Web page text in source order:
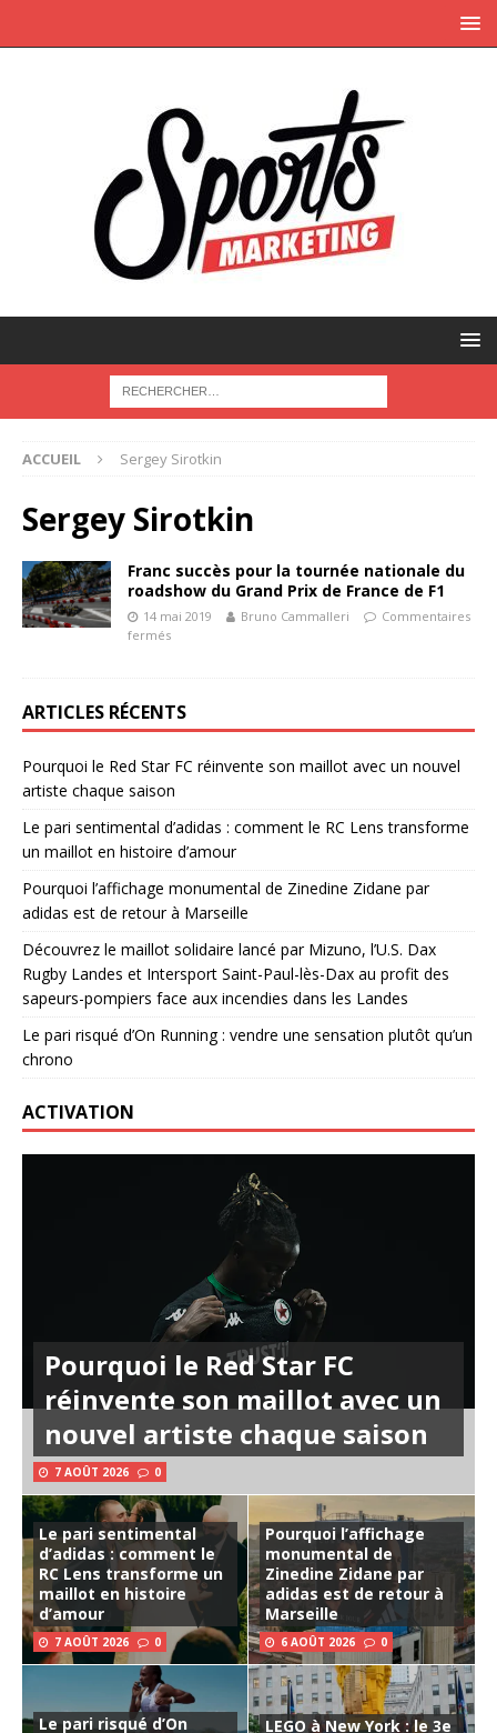
ACCUEIL Sergey Sirotkin
Sergey Sirotkin
Franc succès pour la tournée nationale du
roadshow du Grand Prix de France de F1
14 mai 2019 Bruno Cammalleri
Commentaires
fermés
ARTICLES RÉCENTS
Pourquoi le Red Star FC réinvente son maillot avec un nouvel
artiste chaque saison
Le pari sentimental d’adidas : comment le RC Lens transforme
un maillot en histoire d’amour
Pourquoi l’affichage monumental de Zinedine Zidane par
adidas est de retour à Marseille
Découvrez le maillot solidaire lancé par Mizuno, l’U.S. Dax
Rugby Landes et Intersport Saint-Paul-lès-Dax au profit des
sapeurs-pompiers face aux incendies dans les Landes
Le pari risqué d’On Running : vendre une sensation plutôt qu’un
chrono
ACTIVATION
Pourquoi le Red Star FC
réinvente son maillot avec un
nouvel artiste chaque saison
7 AOÛT 2026 0
Le pari sentimental
d’adidas : comment le
RC Lens transforme un
maillot en histoire
d’amour
7 AOÛT 2026 0
Pourquoi l’affichage
monumental de
Zinedine Zidane par
adidas est de retour à
Marseille
6 AOÛT 2026 0
Le pari risqué d’On
LEGO à New York : le 3e